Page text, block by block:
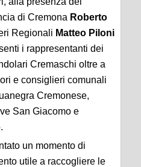
di Cremona Roberto
Regionali Matteo Piloni
i rappresentanti dei
Cremaschi oltre a
e consiglieri comunali
Cremonese,
San Giacomo e
un momento di
utile a raccogliere le